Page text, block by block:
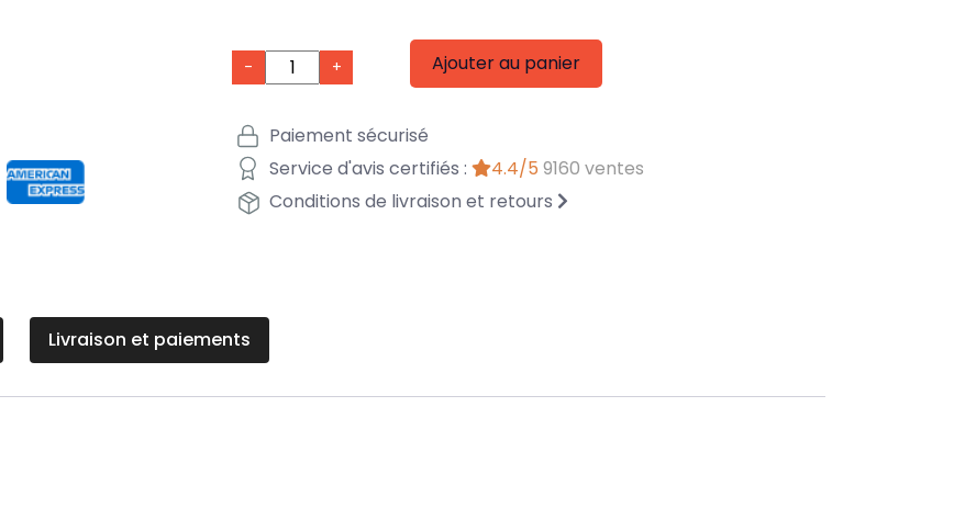
- + Ajouter au panier
Paiement sécurisé
Service d'avis certifiés :
4.4/5 9160 ventes
Conditions de livraison et retours
Livraison et paiements